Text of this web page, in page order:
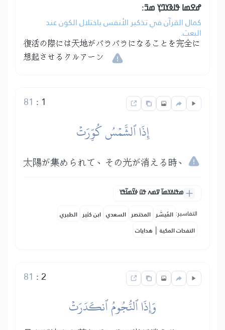
ߝߐߘߊ ߟߊߢߌߣߌ߲ ߘߏ߫:
كمال القرآن في تذكير الأنفس باختلال الكون عند
البعث.
復活の際には天地がバラバラになることを完全に
想起させるクルアーン
1
:
81
إِذَا ٱلشَّمۡسُ كُوِّرَتۡ
太陽が集められて、その光が消える時、
ߘߟߊߡߌߘߊ߫ ߜߘߍ ߟߎ߫ ߦߌ߬ߘߊ߬ߟߌ
التفاسير: المُيسَّر المختصر السعدي ابن كثير الطبري
النفحات المكية | هدايات
2
:
81
وَإِذَا ٱلنُّجُومُ ٱنكَدَرَتۡ